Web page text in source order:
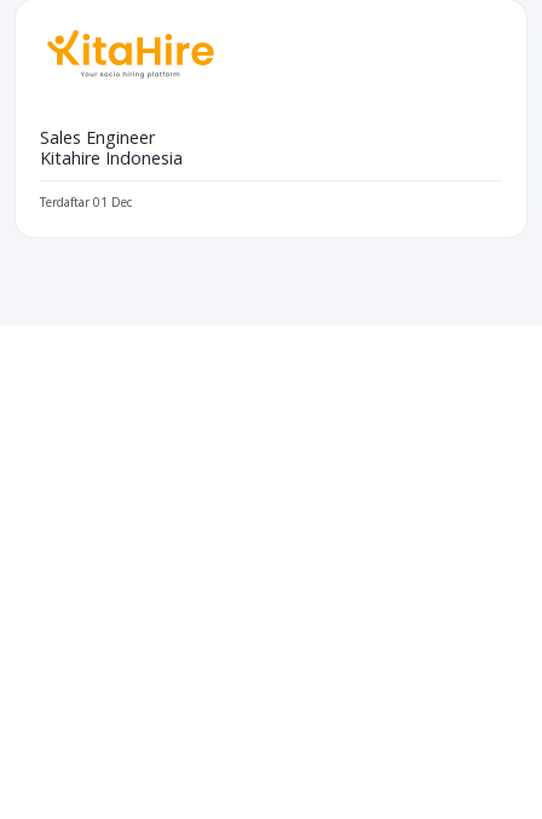
Sales Engineer
Kitahire Indonesia
Terdaftar 01 Dec